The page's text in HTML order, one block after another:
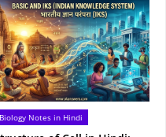
Biology Notes in Hindi